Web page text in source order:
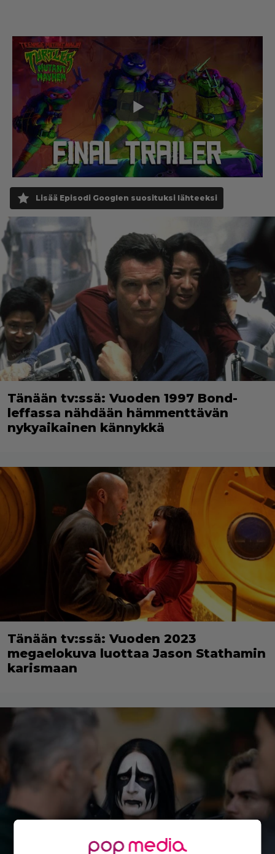
Lisää Episodi Googlen suosituksi lähteeksi
Tänään tv:ssä: Vuoden 1997 Bond-
leffassa nähdään hämmenttävän
nykyaikainen kännykkä
Tänään tv:ssä: Vuoden 2023
megaelokuva luottaa Jason Stathamin
karismaan